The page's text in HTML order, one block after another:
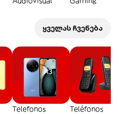
ყველას ჩვენება
Telefonos
Teléfonos